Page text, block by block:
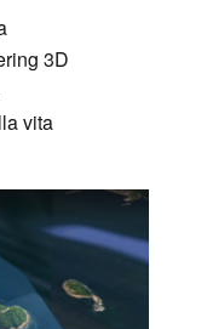
3D
vita